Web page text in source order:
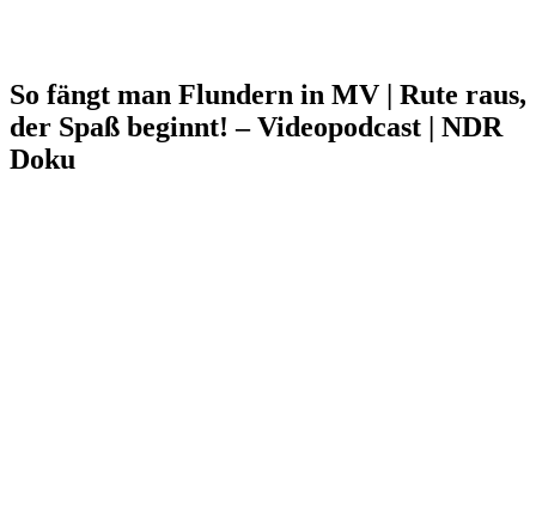
So fängt man Flundern in MV | Rute raus,
der Spaß beginnt! – Videopodcast | NDR
Doku